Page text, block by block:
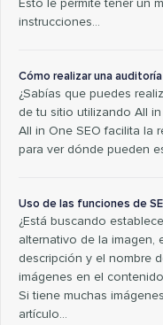
Esto le permite tener un
instrucciones…
Cómo realizar una
¿Sabías que puedes
de tu sitio utilizando All
All in One SEO facilita la
para ver dónde pueden
Uso de las funciones de
¿Está buscando
alternativo de la imagen,
descripción y el nombre
imágenes en el
Si tiene muchas
artículo…